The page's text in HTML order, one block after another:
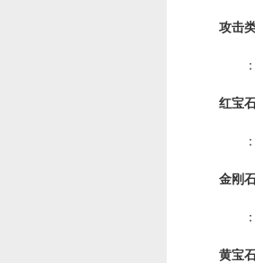
攻击
：
红宝
：提
金刚
：提
黄宝